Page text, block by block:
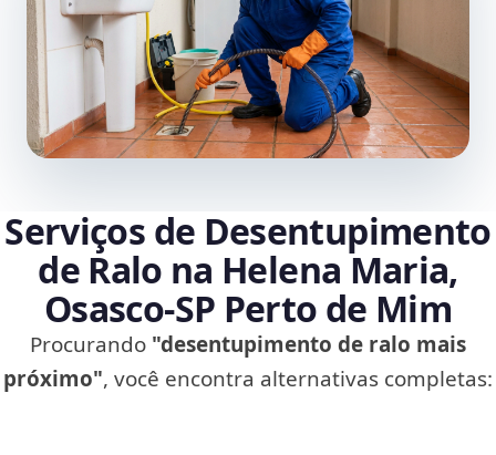
Serviços de Desentupimento
de Ralo na Helena Maria,
Osasco‑SP Perto de Mim
Procurando "desentupimento de ralo mais
próximo", você encontra alternativas completas: